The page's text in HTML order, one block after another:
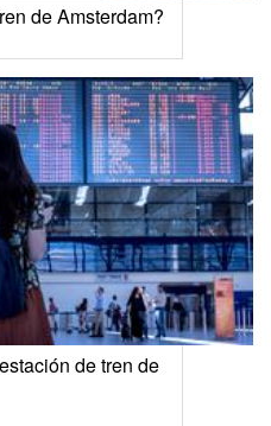
de Amsterdam?
de tren de